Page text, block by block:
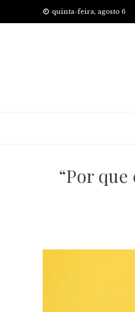
quinta-feira, agosto 6
“Por